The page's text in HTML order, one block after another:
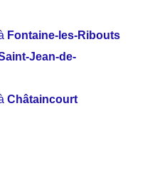
Fontaine-les-Ribouts
Jean-de-
Châtaincourt